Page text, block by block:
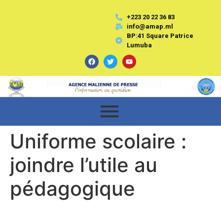
+223 20 22 36 83
info@amap.ml
BP:41 Square Patrice
Lumuba
Uniforme scolaire :
joindre l’utile au
pédagogique